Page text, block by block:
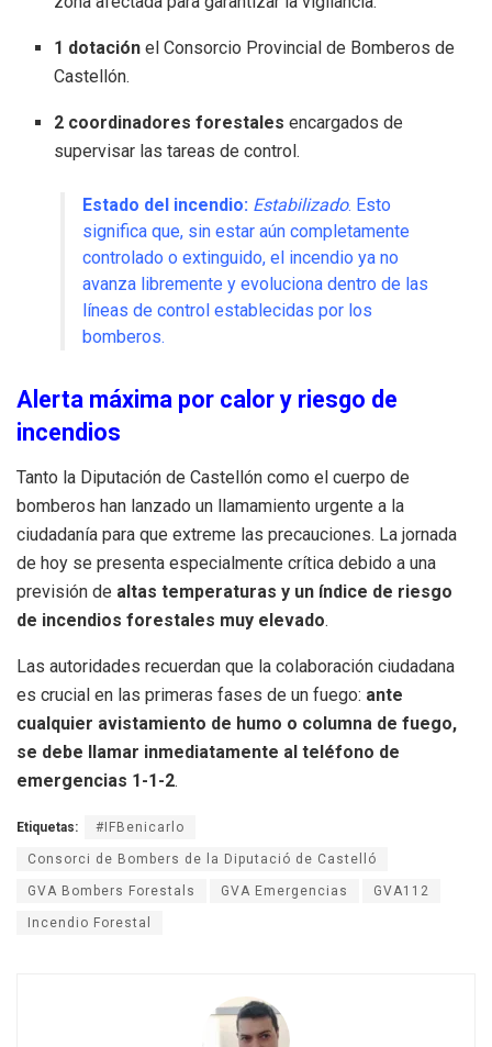
1 dotación el Consorcio Provincial de Bomberos de
Castellón.
2 coordinadores forestales encargados de
supervisar las tareas de control.
Estado del incendio: Estabilizado. Esto
significa que, sin estar aún completamente
controlado o extinguido, el incendio ya no
avanza libremente y evoluciona dentro de las
líneas de control establecidas por los
bomberos.
Alerta máxima por calor y riesgo de
incendios
Tanto la Diputación de Castellón como el cuerpo de
bomberos han lanzado un llamamiento urgente a la
ciudadanía para que extreme las precauciones. La jornada
de hoy se presenta especialmente crítica debido a una
previsión de altas temperaturas y un índice de riesgo
de incendios forestales muy elevado.
Las autoridades recuerdan que la colaboración ciudadana
es crucial en las primeras fases de un fuego: ante
cualquier avistamiento de humo o columna de fuego,
se debe llamar inmediatamente al teléfono de
emergencias 1-1-2.
Etiquetas: #IFBenicarlo
Consorci de Bombers de la Diputació de Castelló
GVA Bombers Forestals GVA Emergencias GVA112
Incendio Forestal